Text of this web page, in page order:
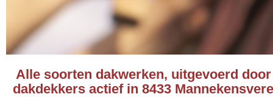
Alle soorten dakwerken, uitgevoerd door
dakdekkers actief in 8433